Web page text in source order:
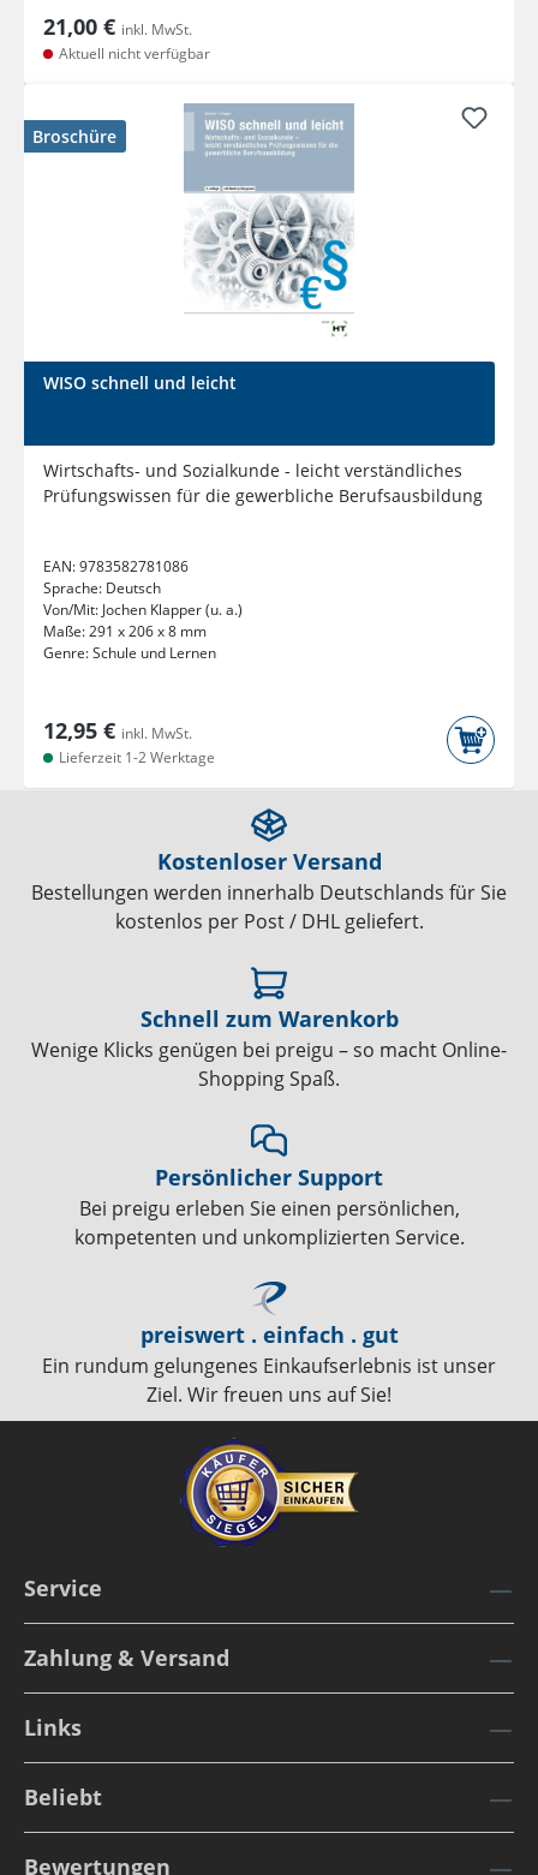
21,00 € inkl. MwSt.
Aktuell nicht verfügbar
Broschüre
WISO schnell und leicht
Wirtschafts- und Sozialkunde - leicht verständliches
Prüfungswissen für die gewerbliche Berufsausbildung
EAN:9783582781086
Sprache: Deutsch
Von/Mit: Jochen Klapper (u. a.)
Maße:291 x 206 x 8 mm
Genre:Schule und Lernen
12,95 € inkl. MwSt.
Lieferzeit 1-2 Werktage
Kostenloser Versand
Bestellungen werden innerhalb Deutschlands für Sie
kostenlos per Post / DHL geliefert.
Schnell zum Warenkorb
Wenige Klicks genügen bei preigu – so macht Online-
Shopping Spaß.
Persönlicher Support
Bei preigu erleben Sie einen persönlichen,
kompetenten und unkomplizierten Service.
preiswert . einfach . gut
Ein rundum gelungenes Einkaufserlebnis ist unser
Ziel. Wir freuen uns auf Sie!
Service
Zahlung & Versand
Links
Beliebt
Bewertungen